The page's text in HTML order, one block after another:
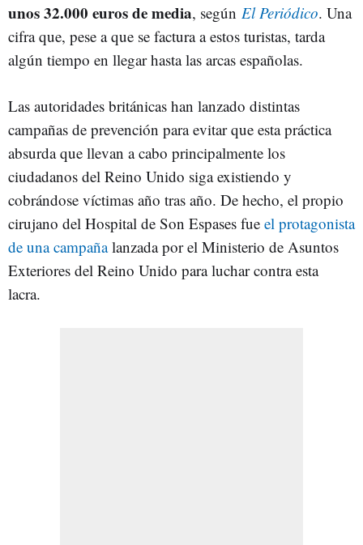
unos 32.000 euros de media, según El Periódico. Una
cifra que, pese a que se factura a estos turistas, tarda
algún tiempo en llegar hasta las arcas españolas.
Las autoridades británicas han lanzado distintas
campañas de prevención para evitar que esta práctica
absurda que llevan a cabo principalmente los
ciudadanos del Reino Unido siga existiendo y
cobrándose víctimas año tras año. De hecho, el propio
cirujano del Hospital de Son Espases fue el protagonista
de una campañalanzada por el Ministerio de Asuntos
Exteriores del Reino Unido para luchar contra esta
lacra.